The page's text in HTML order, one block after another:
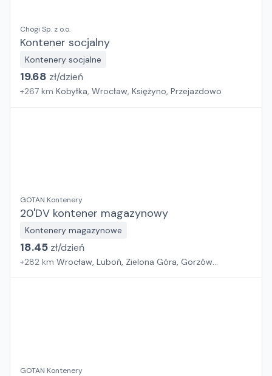
Chogi Sp. z o.o.
Kontener socjalny
Kontenery socjalne
19.68 zł/dzień
+267 km Kobyłka, Wrocław, Księżyno, Przejazdowo
GOTAN Kontenery
20'DV kontener magazynowy
Kontenery magazynowe
18.45 zł/dzień
+282 km Wrocław, Luboń, Zielona Góra, Gorzów
GOTAN Kontenery